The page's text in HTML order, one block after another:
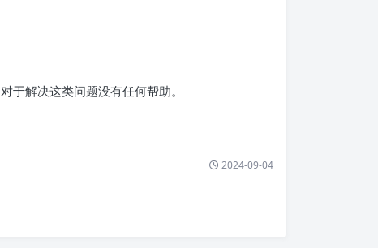
解决这类问题没有任何帮助。
2024-09-04